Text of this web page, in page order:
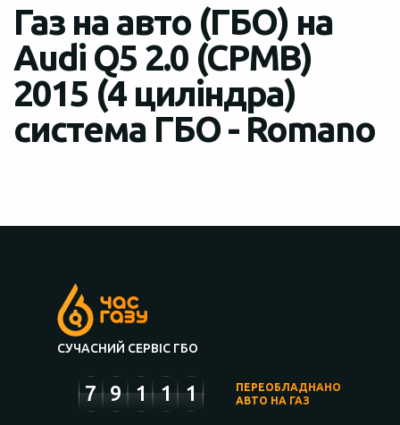
Газ на авто (ГБО) на
Audi Q5 2.0 (CPMB)
2015 (4 циліндра)
система ГБО - Romano
СУЧАСНИЙ СЕРВІС ГБО
7 9 1 1 1
ПЕРЕОБЛАДНАНО
АВТО НА ГАЗ